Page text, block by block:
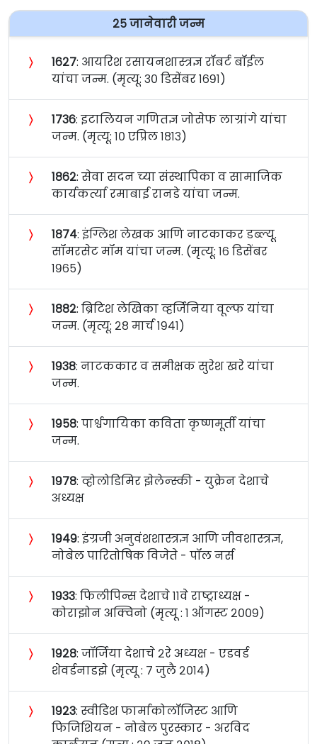
२५ जानेवारी जन्म
〉 १६२७: आयरिश रसायनशास्त्रज्ञ रॉबर्ट बॉईल
यांचा जन्म. (मृत्यू: ३० डिसेंबर १६९१)
〉 १७३६: इटालियन गणितज्ञ जोसेफ लाग्रांगे यांचा
जन्म. (मृत्यू: १० एप्रिल १८१३)
〉 १८६२: सेवा सदन च्या संस्थापिका व सामाजिक
कार्यकर्त्या रमाबाई रानडे यांचा जन्म.
〉 १८७४: इंग्लिश लेखक आणि नाटकाकर डब्ल्यू.
सॉमरसेट मॉम यांचा जन्म. (मृत्यू: १६ डिसेंबर
१९६५)
〉 १८८२: ब्रिटिश लेखिका व्हर्जिनिया वूल्फ यांचा
जन्म. (मृत्यू: २८ मार्च १९४१)
〉 १९३८: नाटककार व समीक्षक सुरेश खरे यांचा
जन्म.
〉 १९५८: पार्श्वगायिका कविता कृष्णमूर्ती यांचा
जन्म.
〉 १९७८: व्होलोडिमिर झेलेन्स्की - युक्रेन देशाचे
अध्यक्ष
〉 १९४९: इंग्रजी अनुवंशशास्त्रज्ञ आणि जीवशास्त्रज्ञ,
नोबेल पारितोषिक विजेते - पॉल नर्स
〉 १९३३: फिलीपिन्स देशाचे ११वे राष्ट्राध्यक्ष -
कोराझोन अक्विनो (मृत्यू : १ ऑगस्ट २००९)
〉 १९२८: जॉर्जिया देशाचे २रे अध्यक्ष - एडवर्ड
शेवर्डनाडझे (मृत्यू : ७ जुलै २०१४)
〉 १९२३: स्वीडिश फार्माकोलॉजिस्ट आणि
फिजिशियन - नोबेल पुरस्कार - अरविद